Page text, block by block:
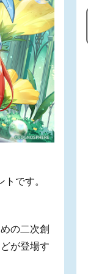
です。
の二次創
が登場す